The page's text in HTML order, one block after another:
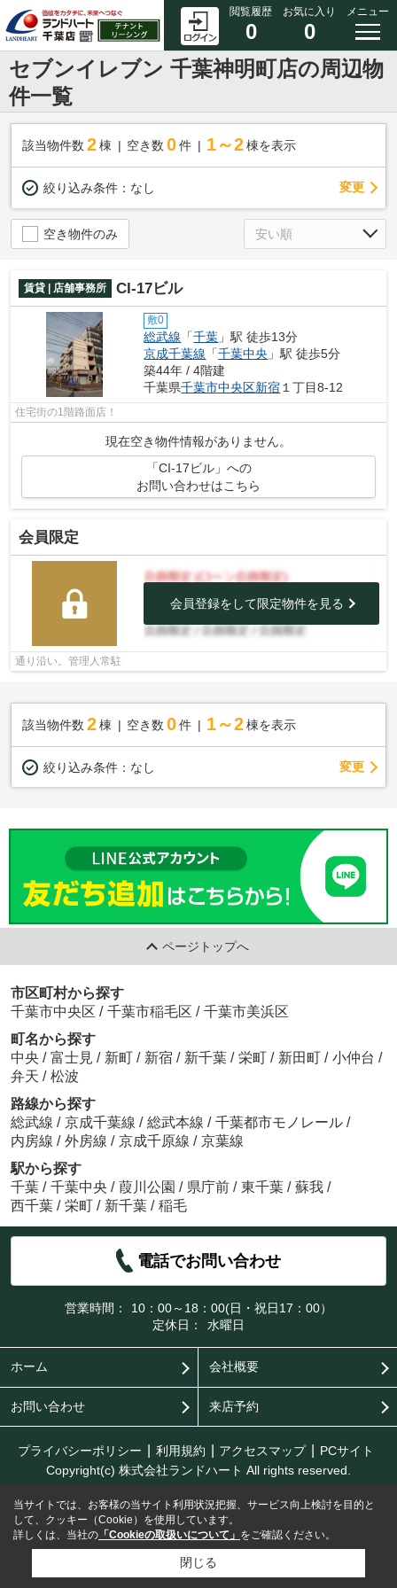
閲覧履歴
0
お気に入り
0
メニュー
セブンイレブン 千葉神明町店の周辺物
件一覧
該当物件数 2棟 空き数 0 件 1～2 棟を表示
絞り込み条件： なし 変更
空き物件のみ
賃貸 | 店舗事務所 CI-17ビル
敷0
総武線 「千葉 」駅 徒歩13分
京成千葉線 「千葉中央 」駅 徒歩5分
築44年 / 4階建
千葉県千葉市中央区新宿１丁目8-12
住宅街の1階路面店！
現在空き物件情報がありません。
「CI-17ビル」への
お問い合わせはこちら
会員限定
会員登録をして限定物件を見る
通り沿い。管理人常駐
該当物件数 2棟 空き数 0 件 1～2 棟を表示
絞り込み条件： なし 変更
ページトップへ
市区町村から探す
千葉市中央区 / 千葉市稲毛区 / 千葉市美浜区
町名から探す
中央 / 富士見 / 新町 / 新宿 / 新千葉 / 栄町 / 新田町 / 小仲台 /
弁天 / 松波
路線から探す
総武線 / 京成千葉線 / 総武本線 / 千葉都市モノレール /
内房線 / 外房線 / 京成千原線 / 京葉線
駅から探す
千葉 / 千葉中央 / 葭川公園 / 県庁前 / 東千葉 / 蘇我 /
西千葉 / 栄町 / 新千葉 / 稲毛
電話でお問い合わせ
営業時間：
10：00～18：00(日・祝日17：00）
定休日：
水曜日
ホーム 会社概要
お問い合わせ 来店予約
プライバシーポリシー 利用規約 アクセスマップ
PCサイト
Copyright(c) 株式会社ランドハート All rights reserved.
当サイトでは、お客様の当サイト利用状況把握、サービス向上検討を目的と
して、クッキー（Cookie）を使用しています。
詳しくは、当社の 「Cookieの取扱いについて」 をご確認ください。
閉じる